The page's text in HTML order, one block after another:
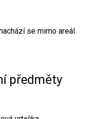
se mimo areál
předměty